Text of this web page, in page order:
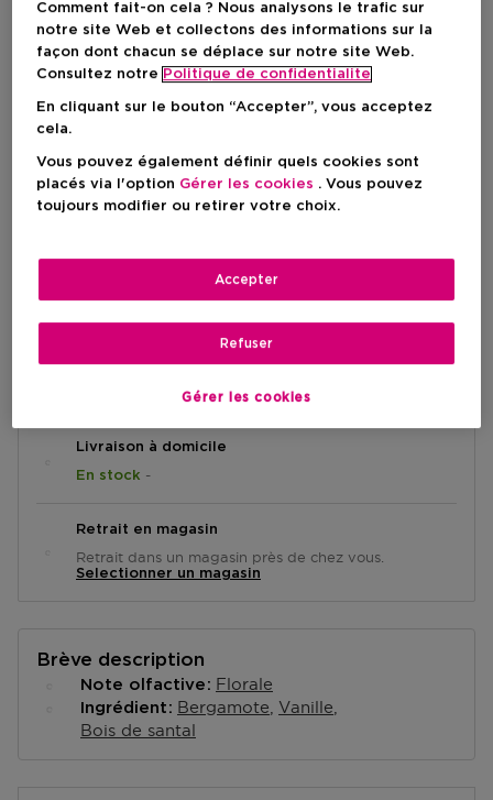
Choisissez votre format
30 ML En stock
30 ML
Prix promotionnel
62,17 €
82,90 €
50 ML
Prix promotionnel
90,41 €
120,55 €
80 ML
Prix
114,67 €
Prix promotionnel
62,17 €
Prix de vente conseillé
AJOUTER AU PANIER
Livraison à domicile
En stock -
Retrait en magasin
Retrait dans un magasin près de chez vous.
Selectionner un magasin
Brève description
Note olfactive Florale
Ingrédient Bergamote Vanille
Bois de santal
Comment fait-on cela ? Nous analysons le trafic sur
notre site Web et collectons des informations sur la
façon dont chacun se déplace sur notre site Web.
Consultez notre Politique de confidentialite
En cliquant sur le bouton “Accepter”, vous acceptez
cela.
Vous pouvez également définir quels cookies sont
placés via l'option Gérer les cookies . Vous pouvez
toujours modifier ou retirer votre choix.
Gérer les cookies
Refuser
Accepter